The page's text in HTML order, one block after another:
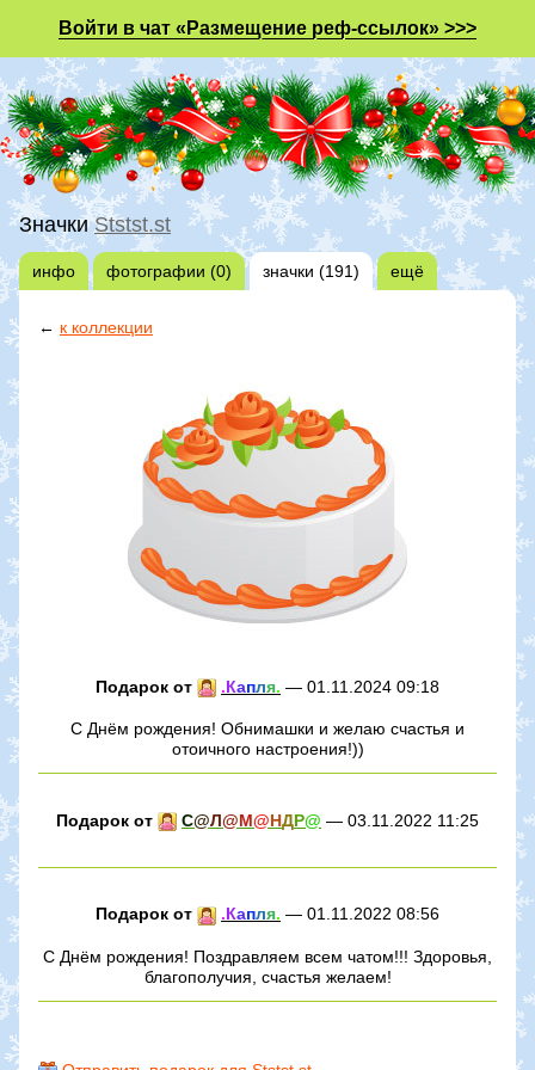
Войти в чат «Размещение реф-ссылок» >>>
ЗначкиStstst.st
инфо фотографии (0) значки (191) ещё
← к коллекции
Подарок от .Капля. — 01.11.2024 09:18
С Днём рождения! Обнимашки и желаю счастья и
отоичного настроения!))
Подарок от С@Л@М@НДР@ — 03.11.2022 11:25
Подарок от .Капля. — 01.11.2022 08:56
С Днём рождения! Поздравляем всем чатом!!! Здоровья,
благополучия, счастья желаем!